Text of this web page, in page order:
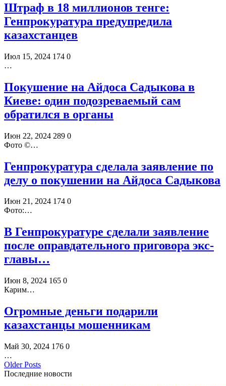
Штраф в 18 миллионов тенге:
Генпрокуратура предупредила
казахстанцев
Июл 15, 2024 174 0
…
Покушение на Айдоса Садыкова в
Киеве: один подозреваемый сам
обратился в органы
Июн 22, 2024 289 0
Фото ©️…
Генпрокуратура сделала заявление по
делу о покушении на Айдоса Садыкова
Июн 21, 2024 174 0
Фото:…
В Генпрокуратуре сделали заявление
после оправдательного приговора экс-
главы…
Июн 8, 2024 165 0
Карим…
Огромные деньги подарили
казахстанцы мошенникам
Май 30, 2024 176 0
…
Older Posts
Последние новости